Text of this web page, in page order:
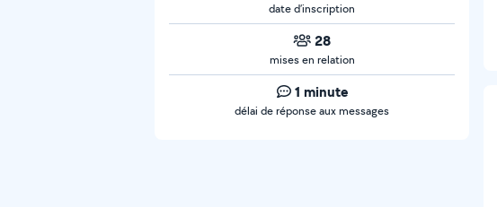
date d’inscription
28
mises en relation
1 minute
délai de réponse aux messages